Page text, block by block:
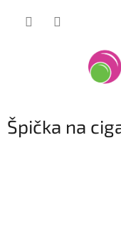
Špička na